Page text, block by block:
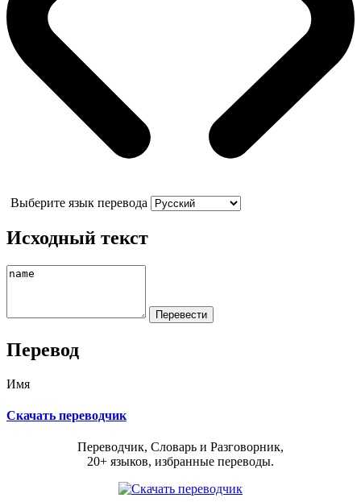
Выберите язык перевода
Исходный текст
Перевод
Имя
Скачать переводчик
Переводчик, Словарь и Разговорник,
20+ языков, избранные переводы.